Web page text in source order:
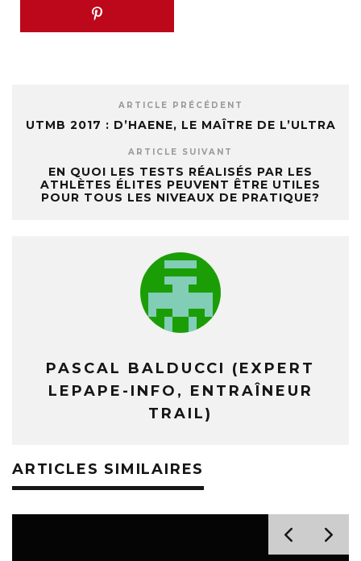
ARTICLE PRÉCÉDENT
UTMB 2017 : D’HAENE, LE MAÎTRE DE L’ULTRA
ARTICLE SUIVANT
EN QUOI LES TESTS RÉALISÉS PAR LES
ATHLÈTES ÉLITES PEUVENT ÊTRE UTILES
POUR TOUS LES NIVEAUX DE PRATIQUE?
PASCAL BALDUCCI (EXPERT
LEPAPE-INFO, ENTRAÎNEUR
TRAIL)
ARTICLES SIMILAIRES